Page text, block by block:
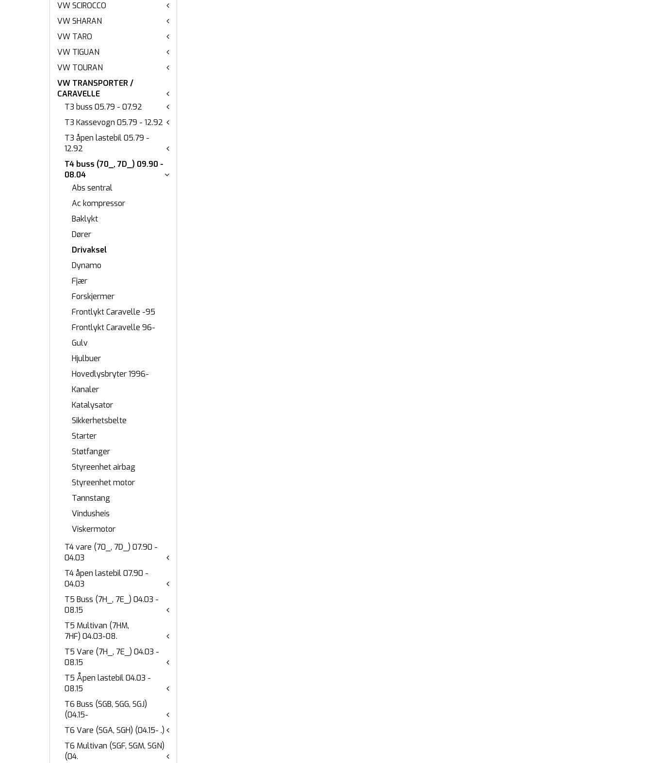
VW SCIROCCO
VW SHARAN
VW TARO
VW TIGUAN
VW TOURAN
VW TRANSPORTER /
CARAVELLE
T3 buss 05.79 - 07.92
T3 Kassevogn 05.79 - 12.92
T3 åpen lastebil 05.79 -
12.92
T4 buss (70_, 7D_) 09.90 -
08.04
Abs sentral
Ac kompressor
Baklykt
Dører
Drivaksel
Dynamo
Fjær
Forskjermer
Frontlykt Caravelle -95
Frontlykt Caravelle 96-
Gulv
Hjulbuer
Hovedlysbryter 1996-
Kanaler
Katalysator
Sikkerhetsbelte
Starter
Støtfanger
Styreenhet airbag
Styreenhet motor
Tannstang
Vindusheis
Viskermotor
T4 vare (70_, 7D_) 07.90 -
04.03
T4 åpen lastebil 07.90 -
04.03
T5 Buss (7H_, 7E_) 04.03 -
08.15
T5 Multivan (7HM,
7HF) 04.03-08.
T5 Vare (7H_, 7E_) 04.03 -
08.15
T5 Åpen lastebil 04.03 -
08.15
T6 Buss (SGB, SGG, SGJ)
(04.15-
T6 Vare (SGA, SGH) (04.15- .)
T6 Multivan (SGF, SGM, SGN)
(04.